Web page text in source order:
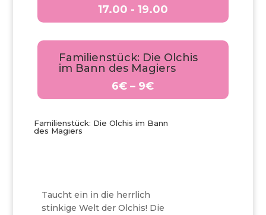
17.00 - 19.00
Familienstück: Die Olchis
im Bann des Magiers
6€ – 9€
Familienstück: Die Olchis im Bann
des Magiers
Taucht ein in die herrlich
stinkige Welt der Olchis! Die